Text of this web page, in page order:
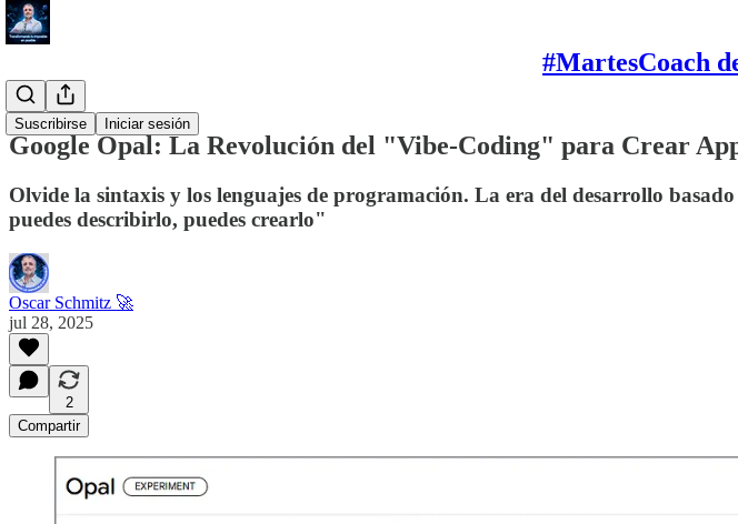
#MartesCoach
Suscribirse Iniciar sesión
#TechHub
Google Opal: La Revolución del "Vibe-Coding" para Crear
Olvide la sintaxis y los lenguajes de programación. La era del desarrollo
puedes describirlo, puedes crearlo"
Oscar Schmitz 🚀
jul 28, 2025
2
Compartir